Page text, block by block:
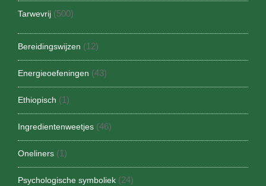
Tarwevrij (500)
Bereidingswijzen (12)
Energieoefeningen (43)
Ethiopisch (1)
Ingredientenweetjes (46)
Oneliners (1)
Psychologische symboliek (24)